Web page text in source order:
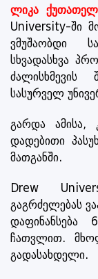
ლიკა
University-ში
ვმუშაობდი
სხვადასხვა
ძალისხმევის
სასურველ
გარდა ამისა,
დადებითი
მათგანში.
Drew
გაგრძელებას
ჩათვლით.
გადასახდელი.